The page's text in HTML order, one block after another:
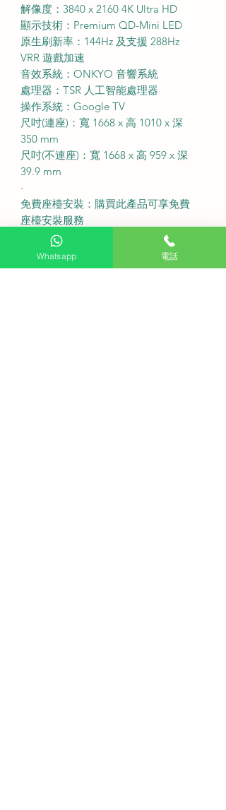
解像度：3840 x 2160 4K Ultra HD
顯示技術：Premium QD-Mini LED
原生刷新率：144Hz 及支援 288Hz
VRR 遊戲加速
音效系統：ONKYO 音響系統
處理器：TSR 人工智能處理器
操作系統：Google TV
尺吋(連座)：寬 1668 x 高 1010 x 深
350 mm
尺吋(不連座)：寬 1668 x 高 959 x 深
39.9 mm
·
免費座檯安裝：購買此產品可享免費
座檯安裝服務
送貨費用：不收費 (偏遠地區或需額外
收費)
固定式掛牆費用：不收費
Whatsapp 電話